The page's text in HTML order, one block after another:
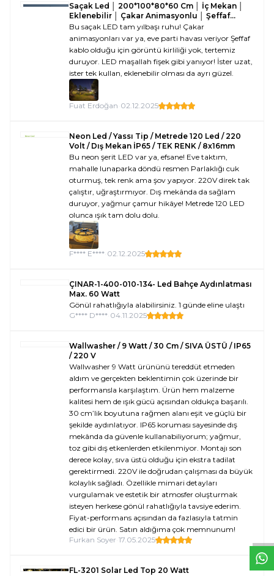
Saçak Led │ 200*100*80*60 Cm │ İç Mekan │
Eklenebilir │ Çakar Animasyonlu │ Şeffaf
Kablo │5 mm 160 Led
Bu saçak LED tam yılbaşı ruhu! Çakar
animasyonları var ya, eve parti havası veriyor Şeffaf
kablo olduğu için görüntü kirliliği yok, tertemiz
duruyor. LED maşallah fişek gibi yanıyor! İster uzat,
ister tek kullan, eklenebilir olması da ayrı güzel.
Fuat Erdoğan 02.12.2025
Neon Led / Yassı Tip / Metrede 120 Led / 220
Volt / Dış Mekan İP65 / TEK RENK / 8x16mm
Bu neon şerit LED var ya, efsane! Eve taktım,
mahalle lunaparka döndü resmen Parlaklığı cuk
oturmuş, tek renk ama şov yapıyor. 220V direk tak
çalıştır, uğraştırmıyor. Dış mekânda da sağlam
duruyor, yağmur çamur hikâye! Metrede 120 LED
olunca ışık tam dolu dolu.
F**** E**** 02.12.2025
ÇINAR-1-400-010-134- Led Bahçe Aydınlatması
Max. 60 Watt
Gönül rahatlığıyla alabilirsiniz. 1 günde eline ulaştı
G**** D**** 04.11.2025
Wallwasher / 9 Watt / 30 Cm / SIVA ÜSTÜ / IP65
/ 220 V
Wallwasher 9 Watt ürününü tereddüt etmeden
aldım ve gerçekten beklentimin çok üzerinde bir
performansla karşılaştım. Ürün hem malzeme
kalitesi hem de ışık gücü açısından oldukça başarılı.
30 cm’lik boyutuna rağmen alanı eşit ve güçlü bir
şekilde aydınlatıyor. IP65 koruması sayesinde dış
mekânda da güvenle kullanabiliyorum; yağmur,
toz gibi dış etkenlerden etkilenmiyor. Montajı son
derece kolay, sıva üstü olduğu için ekstra tadilat
gerektirmedi. 220V ile doğrudan çalışması da büyük
kolaylık sağladı. Özellikle mimari detayları
vurgulamak ve estetik bir atmosfer oluşturmak
isteyen herkese gönül rahatlığıyla tavsiye ederim.
Fiyat-performans açısından da fazlasıyla tatmin
edici bir ürün. Satın aldığıma çok memnunum!
Furkan Soyer 17.05.2025
FL-3201 Solar Led Top 20 Watt